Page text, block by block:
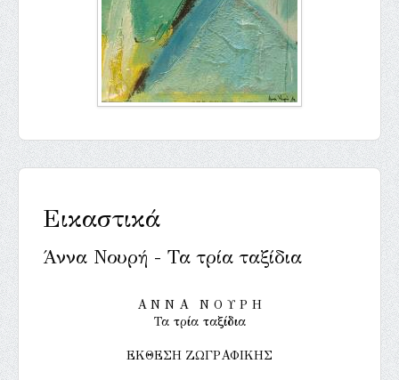
Εικαστικά
Άννα Νουρή - Τα τρία ταξίδια
Α Ν Ν Α Ν Ο Υ Ρ Η
Τα τρία ταξίδια
ΕΚΘΕΣΗ ΖΩΓΡΑΦΙΚΗΣ